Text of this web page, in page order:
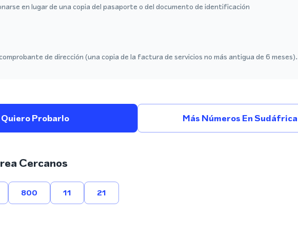
en lugar de una copia del pasaporte o del documento de identificación
de dirección (una copia de la factura de servicios no más antigua de 6 meses).
Quiero Probarlo Más Números En Sudáfrica
Cercanos
800 11 21